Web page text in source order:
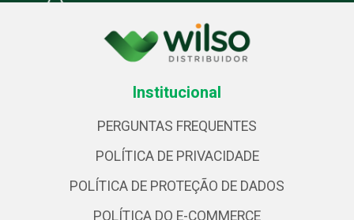
Institucional
PERGUNTAS FREQUENTES
POLÍTICA DE PRIVACIDADE
POLÍTICA DE PROTEÇÃO DE DADOS
POLÍTICA DO E-COMMERCE